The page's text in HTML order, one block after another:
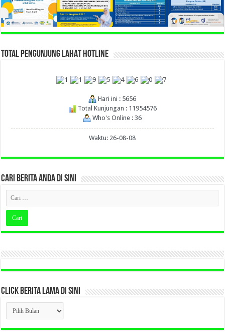
TOTAL PENGUNJUNG LAHAT HOTLINE
Hari ini : 5656
Total Kunjungan : 11954576
Who's Online : 36
Waktu: 26-08-08
CARI BERITA ANDA DI SINI
CLICK BERITA LAMA DI SINI
CLICK
BERITA
LAMA
DI